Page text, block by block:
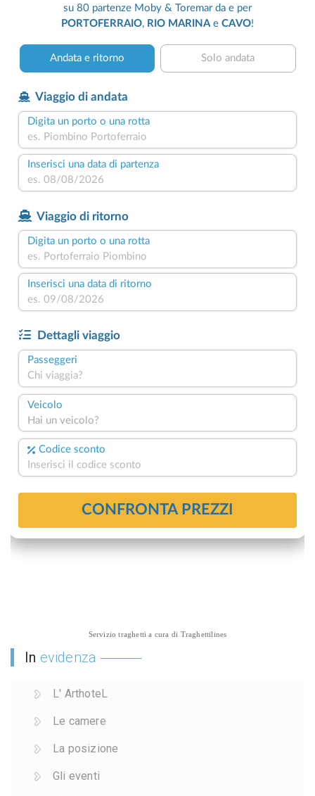
Servizio traghetti a cura di Traghettilines
In evidenza
L' ArthoteL
Le camere
La posizione
Gli eventi